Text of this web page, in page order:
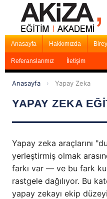
Anasayfa Hakkımızda
Referanslarımız İletişim
Anasayfa › Yapay Zeka
YAPAY ZEKA
Yapay zeka araçlarını
yerleştirmiş olmak
farkı var — ve bu fark
rastgele dağılıyor. Bu
yapay zekayı ekip